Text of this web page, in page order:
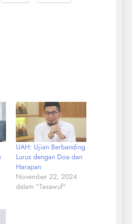
UAH: Ujian Berbanding
Lurus dengan Doa dan
Harapan
November 22, 2024
dalam "Tasawuf"